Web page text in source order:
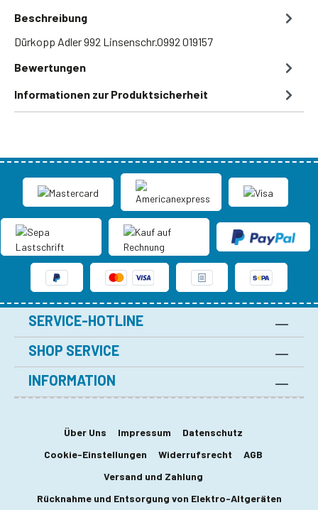
Beschreibung
Dürkopp Adler 992 Linsenschr.0992 019157
Bewertungen
Informationen zur Produktsicherheit
SERVICE-HOTLINE
SHOP SERVICE
INFORMATION
Über Uns Impressum
Datenschutz
Cookie-Einstellungen
Widerrufsrecht
AGB
Versand und Zahlung
Rücknahme und Entsorgung von Elektro-Altgeräten